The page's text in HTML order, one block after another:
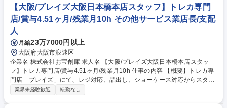
メーカーや小売店のシーズンオフ商品、余剰在庫などを安価で仕入れ、新
品商品を常時30～90%オフのセール価格で提供するビジネスモデルです。
募集職種 【東京/バイヤー（オフプライスストア）】フレックスタイム制/
年間休日120日
【大阪/プレイズ大阪日本橋本店スタッフ】トレカ専門
店/賞与4.51ヶ月/残業月10h その他サービス業店長/支配
人
月給23万7000円以上
大阪府大阪市浪速区
企業名 株式会社お宝創庫 求人名 【大阪/プレイズ大阪日本橋本店スタッ
フ】トレカ専門店/賞与4.51ヶ月/残業月10h 仕事の内容 【概要】トレカ専
門店「プレイズ」にて、レジ対応、品出し、ショーケース対応からスター
ト。トレカやアニメ・ゲーム好きを活かし、店舗運営や買取、売場づくり
業界未経験歓迎 転勤なし